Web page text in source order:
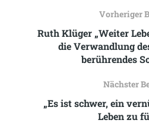
Vorheriger
Ruth Klüger „Weiter
die Verwandlung
berührendes
Nächster
„Es ist schwer, ein
Leben zu